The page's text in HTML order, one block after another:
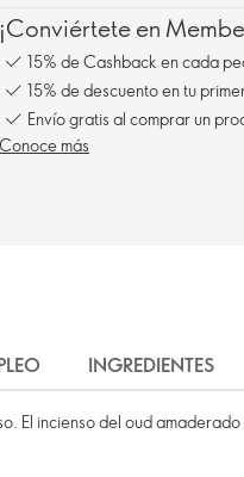
¡Conviértete en
15% de Cashback en cada
15% de descuento en tu
Conoce más
INGREDIENTES
El incienso del oud